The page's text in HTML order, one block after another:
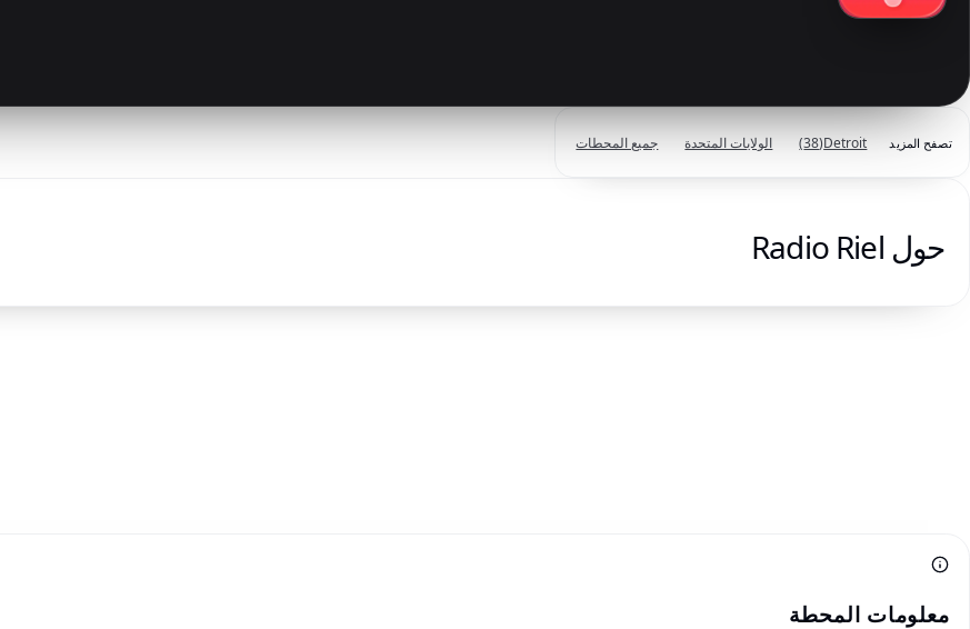
تصفح المزيد Detroit
(38) الولايات المتحدة جميع المحطات
حول Radio Riel
معلومات المحطة